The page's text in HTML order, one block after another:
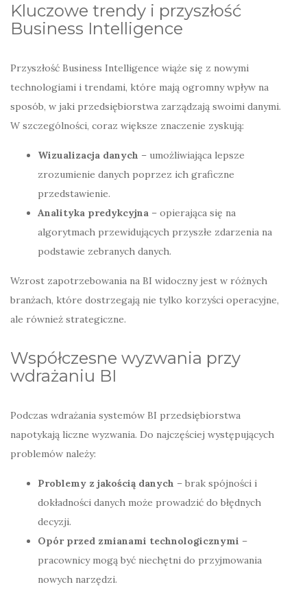
Kluczowe trendy i przyszłość
Business Intelligence
Przyszłość Business Intelligence wiąże się z nowymi
technologiami i trendami, które mają ogromny wpływ na
sposób, w jaki przedsiębiorstwa zarządzają swoimi danymi.
W szczególności, coraz większe znaczenie zyskują:
Wizualizacja danych – umożliwiająca lepsze
zrozumienie danych poprzez ich graficzne
przedstawienie.
Analityka predykcyjna – opierająca się na
algorytmach przewidujących przyszłe zdarzenia na
podstawie zebranych danych.
Wzrost zapotrzebowania na BI widoczny jest w różnych
branżach, które dostrzegają nie tylko korzyści operacyjne,
ale również strategiczne.
Współczesne wyzwania przy
wdrażaniu BI
Podczas wdrażania systemów BI przedsiębiorstwa
napotykają liczne wyzwania. Do najczęściej występujących
problemów należy:
Problemy z jakością danych – brak spójności i
dokładności danych może prowadzić do błędnych
decyzji.
Opór przed zmianami technologicznymi –
pracownicy mogą być niechętni do przyjmowania
nowych narzędzi.